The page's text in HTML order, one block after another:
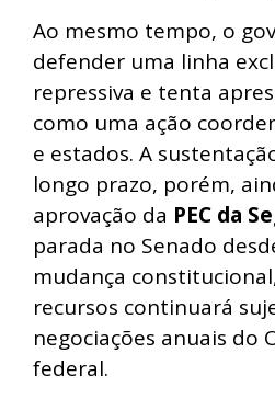
Ao mesmo tempo, o
defender uma linha
repressiva e tenta
como uma ação
e estados. A
longo prazo, porém,
aprovação da PEC da
parada no Senado
mudança
recursos continuará
negociações anuais do
federal.